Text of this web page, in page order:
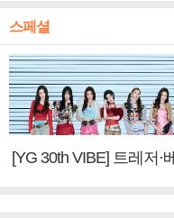
스페셜
[YG 30th VIBE] 트레저·베